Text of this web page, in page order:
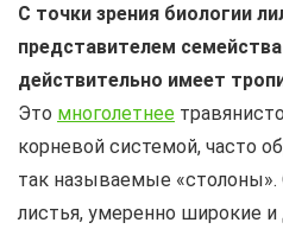
С точки зрения биологии
представителем
действительно имеет
Это многолетнее
корневой системой, часто
так называемые
листья, умеренно широкие